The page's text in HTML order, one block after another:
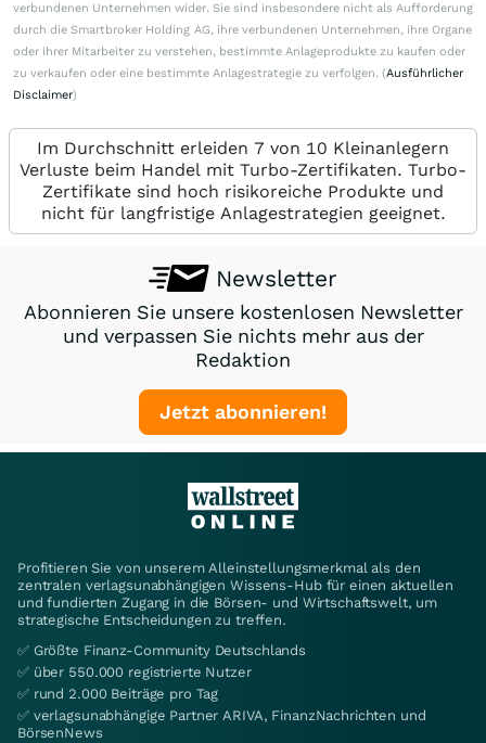
verbundenen Unternehmen wider. Sie sind insbesondere nicht als Aufforderung
durch die Smartbroker Holding AG, ihre verbundenen Unternehmen, ihre Organe
oder ihrer Mitarbeiter zu verstehen, bestimmte Anlageprodukte zu kaufen oder
zu verkaufen oder eine bestimmte Anlagestrategie zu verfolgen. (Ausführlicher
Disclaimer)
Im Durchschnitt erleiden 7 von 10 Kleinanlegern
Verluste beim Handel mit Turbo-Zertifikaten. Turbo-
Zertifikate sind hoch risikoreiche Produkte und
nicht für langfristige Anlagestrategien geeignet.
Newsletter
Abonnieren Sie unsere kostenlosen Newsletter
und verpassen Sie nichts mehr aus der
Redaktion
Jetzt abonnieren!
Profitieren Sie von unserem Alleinstellungsmerkmal als den
zentralen verlagsunabhängigen Wissens-Hub für einen aktuellen
und fundierten Zugang in die Börsen- und Wirtschaftswelt, um
strategische Entscheidungen zu treffen.
✅ Größte Finanz-Community Deutschlands
✅ über 550.000 registrierte Nutzer
✅ rund 2.000 Beiträge pro Tag
✅ verlagsunabhängige Partner ARIVA, FinanzNachrichten und
BörsenNews